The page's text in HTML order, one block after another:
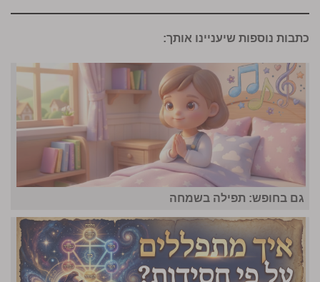
כתבות נוספות שיעניינו אותך:
גם בחופש: תפילה בשמחה